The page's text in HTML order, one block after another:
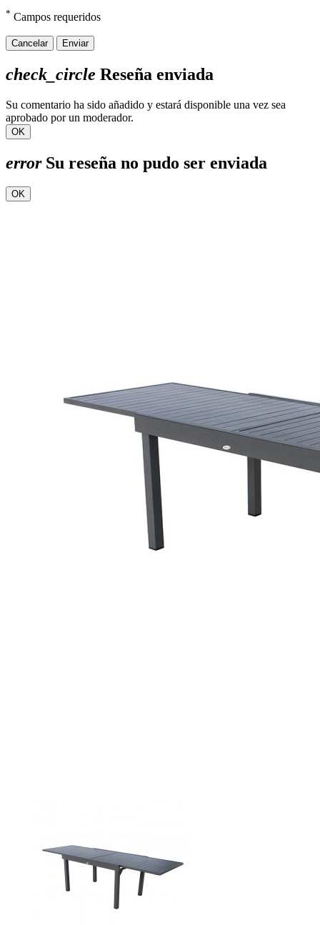
* Campos requeridos
Cancelar Enviar
check_circle Reseña enviada
Su comentario ha sido añadido y estará disponible una vez sea
aprobado por un moderador.
OK
errorSu reseña no pudo ser enviada
OK